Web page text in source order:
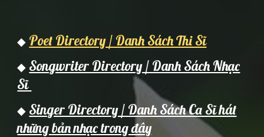
◆ Poet Directory / Danh Sách Thi Sĩ
◆ Songwriter Directory / Danh Sách Nhạc
Sĩ
◆ Singer Directory / Danh Sách Ca Sĩ hát
những bản nhạc trong đây